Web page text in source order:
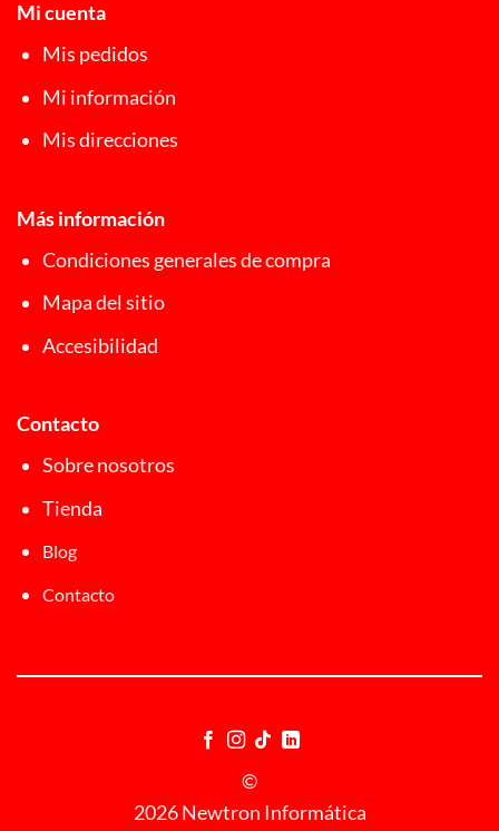
Mi cuenta
Mis pedidos
Mi información
Mis direcciones
Más información
Condiciones generales de compra
Mapa del sitio
Accesibilidad
Contacto
Sobre nosotros
Tienda
Blog
Contacto
©
2026 Newtron Informática